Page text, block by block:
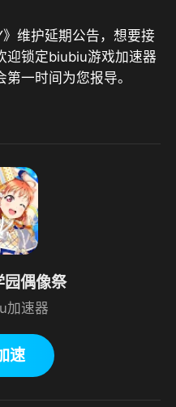
》维护延期公告，想要接
迎锁定biubiu游戏加速器
一时间为您报导。
偶像祭
加速器
速